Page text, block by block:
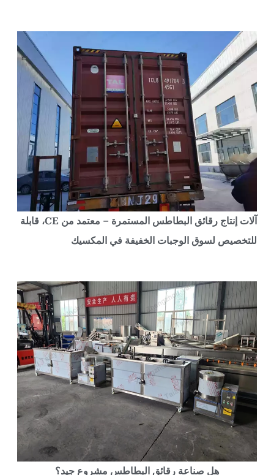
آلات إنتاج رقائق البطاطس المستمرة – معتمد من CE، قابلة
للتخصيص لسوق الوجبات الخفيفة في المكسيك
هل صناعة رقائق البطاطس مشروع جيد؟